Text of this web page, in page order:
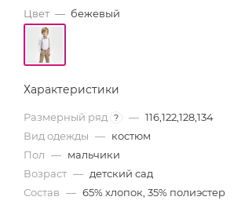
Цвет — бежевый
Характеристики
Размерный ряд ? — 116,122,128,134
Вид одежды — костюм
Пол — мальчики
Возраст — детский сад
Состав — 65% хлопок, 35% полиэстер